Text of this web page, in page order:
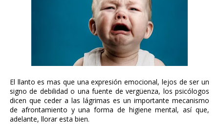
El llanto es mas que una expresión emocional, lejos de ser un
signo de debilidad o una fuente de vergüenza, los psicólogos
dicen que ceder a las lágrimas es un importante mecanismo
de afrontamiento y una forma de higiene mental, así que,
adelante, llorar esta bien.